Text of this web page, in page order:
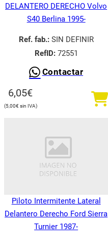
DELANTERO DERECHO Volvo
S40 Berlina 1995-
Ref. fab.:SIN DEFINIR
RefID:72551
Contactar
6,05€
5,00€
Piloto Intermitente Lateral
Delantero Derecho Ford Sierra
Turnier 1987-